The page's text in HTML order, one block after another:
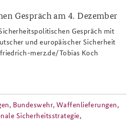
Policy
Gespräch am 4. Dezember
Gespräch mit
und europäischer Sicherheit
merz.de/Tobias Koch
, Bundeswehr, Waffenlieferungen,
Sicherheitsstrategie,